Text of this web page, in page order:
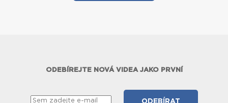
ODEBÍREJTE NOVÁ VIDEA JAKO PRVNÍ